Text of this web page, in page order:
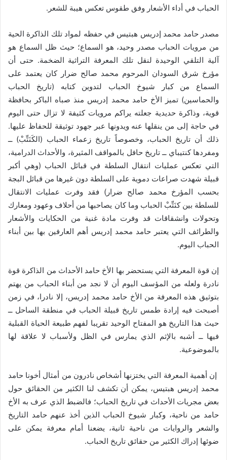
الحباب في أداء الأشعار وفق طقوس تعكس هيبة للشعر.
مصدر حامد محمد إدريس هبتيس في حفظه لمواد تلك الذاكرة الحية
من مرويات الحباب مصدر وحيد، هو السماع؛ حيث ظل السماع هو
آلية التلقي الوحيدة لنقل تلك المعرفة التراثية الضخمة. حتى أن
مؤرخ شرق السودان المرحوم محمد صالح ضرار كان يعتمد على
السماع من كبار شيوخ الحباب لتدوين كتابه (تاريخ الحباب
والحماسين) تميز الأخ حامد محمد إدريس منذ صباه الباكر بحافظة
قوية، وذاكرة حديدية جعلته يراكم مرويات كثيفة لا تزال حتى اليوم
في حاجة إلى من ينقلها عنه ويدونها عبر جهود توثيقة للحفاظ عليها.
ذلك أن تاريخ الحباب، وخصوصاً تاريخ زعماء الحباب (الكَنَتِّبْ) ــ
ومفردها كنتيباي ــ تاريخ حافل بالمواقف المثيرة، والأحداث الدرامية،
التي تعكس عمليات انتقال السلطة في قبائل الحباب (وهي أكبر
قبيلة شهدت صراعات دموية على السلطة دون غيرها من قبائل البجة
بحسب المؤرخ محمد صالح ضرار) فقد وفرت عمليات الانتقال
للسلطة بين كنَتِّبْ الحباب وما كان يصاحبها من أحلاف وعهود ومعارك
وتحولات وانشقاقات قد وفرت مادة غنية من الحكايات والأشعار
والطرائف التي يعتبر حامد محمد إدريس أهم العارفين بها بين أبناء
الحباب اليوم.
إن قوة المعرفة التي يستحضر بها الأخ حامد الأحداث من الذاكرة قوة
نادرة ولعله من المؤسف اليوم أن لا نجد من أبناء الحباب من يهتم
بتوثيق هذه المعرفة من الأخ حامد محمد إدريس، إلا نادرا، في زمن
أصبحت فيه إرادة طمس تاريخ قبيلة الحباب في منطقة الساحل ــ
حيث هذا التاريخ هو المفتاح الوحيد تقريبا لفهم طبيعة الحياة القبلية
فيها ــ أشبه بالإثم الذي يمارس في الظل ولأسباب لا علاقة لها
بالموضوعية.
إن أهمية المعرفة التي يختزنها أشخاص نادرون من أمثال أخونا حامد
محمد إدريس هبتيس، يمكن أن تكشف لنا الكثير من الحقائق حول
بعض مجريات الأحداث في تاريخ الحباب؛ فالضبط الذي عرف به الأخ
حامد من ناحية، وكبار شيوخ الحباب الذين أخذ عنهم حامد التاريخ
والشعر والروايات من ناحية ثانية، يضعنا أمام معرفة يمكن على
ضوئها إدراك الكثير من حقائق تاريخ الحباب.